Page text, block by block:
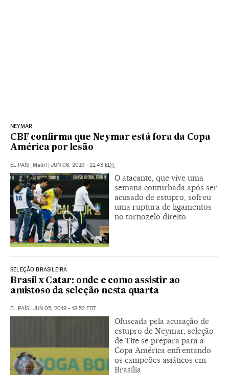
NEYMAR
CBF confirma que Neymar está fora da Copa
América por lesão
EL PAÍS | Madri | JUN 06, 2019 - 21:43 EDT
O atacante, que vive uma
semana conturbada após ser
acusado de estupro, sofreu
uma ruptura de ligamentos
no tornozelo direito
SELEÇÃO BRASILEIRA
Brasil x Catar: onde e como assistir ao
amistoso da seleção nesta quarta
EL PAÍS | JUN 05, 2019 - 18:52 EDT
Ofuscada pela acusação de
estupro de Neymar, seleção
de Tite se prepara para a
Copa América enfrentando
os campeões asiáticos em
Brasília